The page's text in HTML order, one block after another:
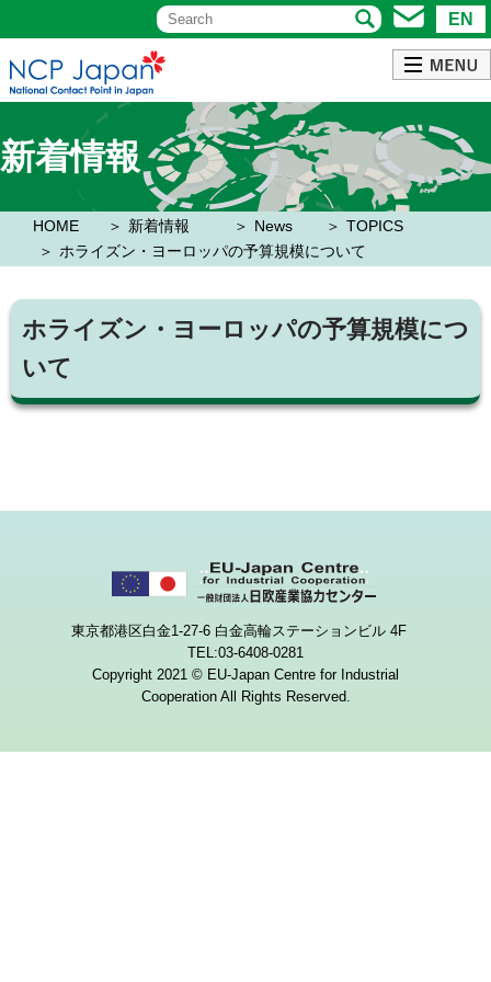
EN
新着情報
HOME 新着情報 News
TOPICS
ホライズン・ヨーロッパの予算規模について
ホライズン・ヨーロッパの予算規模につ
いて
東京都港区白金1-27-6 白金高輪ステーションビル 4F
TEL:03-6408-0281
Copyright 2021 © EU-Japan Centre for Industrial
Cooperation All Rights Reserved.